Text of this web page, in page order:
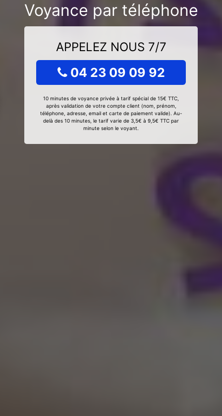
Voyance par téléphone
APPELEZ NOUS 7/7
04 23 09 09 92
10 minutes de voyance privée à tarif spécial de 15€ TTC,
après validation de votre compte client (nom, prénom,
téléphone, adresse, email et carte de paiement valide). Au-
delà des 10 minutes, le tarif varie de 3,5€ à 9,5€ TTC par
minute selon le voyant.